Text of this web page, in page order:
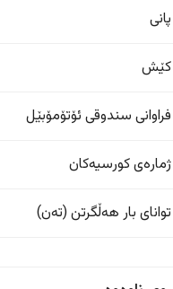
پانی
کێش
فراوانی سندوقی ئۆتۆمۆبێل
ژمارەی کورسیەکان
تواناى بار هەڵگرتن (تەن)